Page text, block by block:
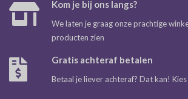
Kom je bij ons langs?
We laten je graag onze prachtige
producten zien
Gratis achteraf betalen
Betaal je liever achteraf? Dat kan!